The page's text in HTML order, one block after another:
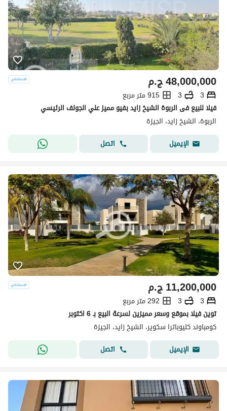
ج.م48,000,000
3
3
915 متر مربع
فيلا للبيع فى الربوة الشيخ زايد بفيو مميز علي الجولف الرئيسي
الربوة، الشيخ زايد، الجيزة
الإيميل
اتصل
ج.م11,200,000
3
3
292 متر مربع
توين فيلا بموقع وسعر مميزين لسرعة البيع بـ 6 اكتوبر
كومباوند كليوباترا سكوير، الشيخ زايد، الجيزة
الإيميل
اتصل